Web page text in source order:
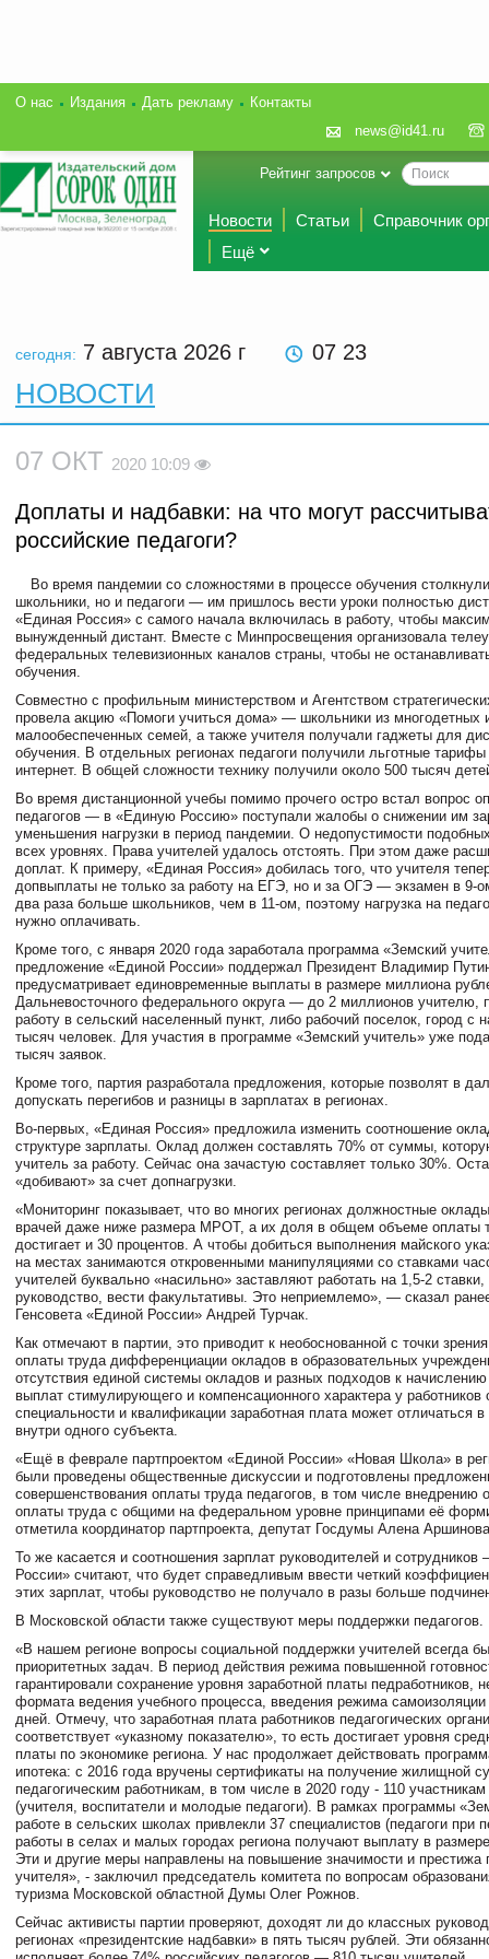
О нас Издания Дать рекламу
Контакты
news@id41.ru
Рейтинг запросов
Новости Статьи
Справочник
Ещё
сегодня: 7 августа 2026 г 07 23
НОВОСТИ
07 ОКТ 2020 10:09
Доплаты и надбавки: на что могут
российские педагоги?
Во время пандемии со сложностями в процессе обучения
школьники, но и педагоги — им пришлось вести уроки полностью
«Единая Россия» с самого начала включилась в работу, чтобы
вынужденный дистант. Вместе с Минпросвещения организовала
федеральных телевизионных каналов страны, чтобы не
обучения.
Совместно с профильным министерством и Агентством
провела акцию «Помоги учиться дома» — школьники из многодетных
малообеспеченных семей, а также учителя получали гаджеты для
обучения. В отдельных регионах педагоги получили льготные
интернет. В общей сложности технику получили около 500 тысяч
Во время дистанционной учебы помимо прочего остро встал вопрос
педагогов — в «Единую Россию» поступали жалобы о снижении им
уменьшения нагрузки в период пандемии. О недопустимости
всех уровнях. Права учителей удалось отстоять. При этом даже
доплат. К примеру, «Единая Россия» добилась того, что учителя
допвыплаты не только за работу на ЕГЭ, но и за ОГЭ — экзамен в 9-
два раза больше школьников, чем в 11-ом, поэтому нагрузка на
нужно оплачивать.
Кроме того, с января 2020 года заработала программа «Земский
предложение «Единой России» поддержал Президент Владимир
предусматривает единовременные выплаты в размере миллиона
Дальневосточного федерального округа — до 2 миллионов учителю,
работу в сельский населенный пункт, либо рабочий поселок, город с
тысяч человек. Для участия в программе «Земский учитель» уже
тысяч заявок.
Кроме того, партия разработала предложения, которые позволят в
допускать перегибов и разницы в зарплатах в регионах.
Во-первых, «Единая Россия» предложила изменить соотношение
структуре зарплаты. Оклад должен составлять 70% от суммы,
учитель за работу. Сейчас она зачастую составляет только 30%.
«добивают» за счет допнагрузки.
«Мониторинг показывает, что во многих регионах должностные
врачей даже ниже размера МРОТ, а их доля в общем объеме оплаты
достигает и 30 процентов. А чтобы добиться выполнения майского
на местах занимаются откровенными манипуляциями со ставками
учителей буквально «насильно» заставляют работать на 1,5-2
руководство, вести факультативы. Это неприемлемо», — сказал
Генсовета «Единой России» Андрей Турчак.
Как отмечают в партии, это приводит к необоснованной с точки
оплаты труда дифференциации окладов в образовательных
отсутствия единой системы окладов и разных подходов к
выплат стимулирующего и компенсационного характера у работников
специальности и квалификации заработная плата может отличаться
внутри одного субъекта.
«Ещё в феврале партпроектом «Единой России» «Новая Школа» в
были проведены общественные дискуссии и подготовлены
совершенствования оплаты труда педагогов, в том числе внедрению
оплаты труда с общими на федеральном уровне принципами её
отметила координатор партпроекта, депутат Госдумы Алена
То же касается и соотношения зарплат руководителей и
России» считают, что будет справедливым ввести четкий
этих зарплат, чтобы руководство не получало в разы больше
В Московской области также существуют меры поддержки педагогов.
«В нашем регионе вопросы социальной поддержки учителей всегда
приоритетных задач. В период действия режима повышенной
гарантировали сохранение уровня заработной платы педработников,
формата ведения учебного процесса, введения режима самоизоляции
дней. Отмечу, что заработная плата работников педагогических
соответствует «указному показателю», то есть достигает уровня
платы по экономике региона. У нас продолжает действовать
ипотека: с 2016 года вручены сертификаты на получение жилищной
педагогическим работникам, в том числе в 2020 году - 110
(учителя, воспитатели и молодые педагоги). В рамках программы
работе в сельских школах привлекли 37 специалистов (педагоги при
работы в селах и малых городах региона получают выплату в
Эти и другие меры направлены на повышение значимости и престижа
учителя», - заключил председатель комитета по вопросам
туризма Московской областной Думы Олег Рожнов.
Сейчас активисты партии проверяют, доходят ли до классных
регионах «президентские надбавки» в пять тысяч рублей. Эти